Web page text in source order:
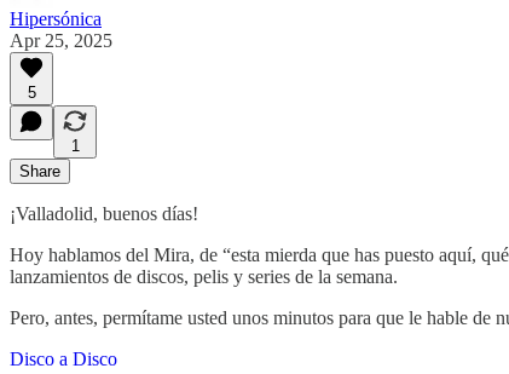
Hipersónica
Apr 25, 2025
5
1
Share
¡Valladolid, buenos días!
Hoy hablamos del Mira, de “esta mierda que has puesto aquí,
lanzamientos de discos, pelis y series de la semana.
Pero, antes, permítame usted unos minutos para que le hable de
Disco a Disco